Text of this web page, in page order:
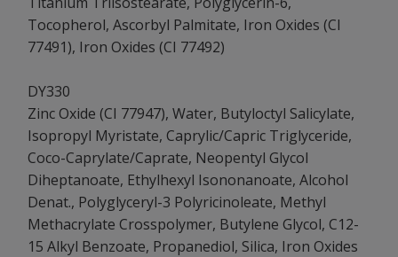
Tocopherol, Ascorbyl Palmitate, Iron Oxides (CI
77491), Iron Oxides (CI 77492)
DY330
Zinc Oxide (CI 77947), Water, Butyloctyl Salicylate,
Isopropyl Myristate, Caprylic/Capric Triglyceride,
Coco-Caprylate/Caprate, Neopentyl Glycol
Diheptanoate, Ethylhexyl Isononanoate, Alcohol
Denat., Polyglyceryl-3 Polyricinoleate, Methyl
Methacrylate Crosspolymer, Butylene Glycol, C12-
15 Alkyl Benzoate, Propanediol, Silica, Iron Oxides